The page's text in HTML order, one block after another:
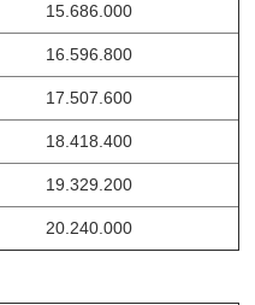
15.686.000
16.596.800
17.507.600
18.418.400
19.329.200
20.240.000